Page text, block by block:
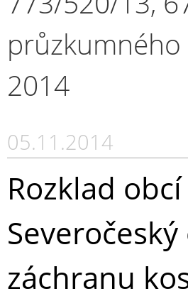
2014
05.11.2014
Rozklad
Severočeský
záchranu